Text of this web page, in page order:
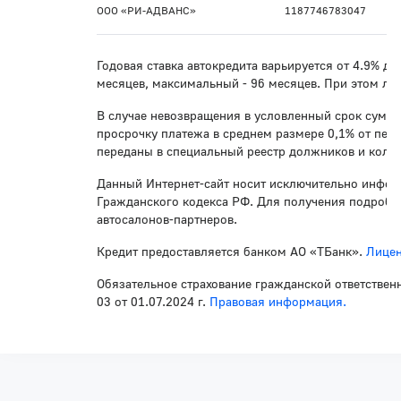
ООО «РИ-АДВАНС»
1187746783047
Годовая ставка автокредита варьируется от
месяцев, максимальный - 96 месяцев. При этом
В случае невозвращения в условленный срок
просрочку платежа в среднем размере 0,1% от
переданы в специальный реестр должников и
Данный Интернет-сайт носит исключительно
Гражданского кодекса РФ. Для получения
автосалонов-партнеров.
Кредит предоставляется банком АО «ТБанк».
Обязательное страхование гражданской
03 от 01.07.2024 г. Правовая информация.